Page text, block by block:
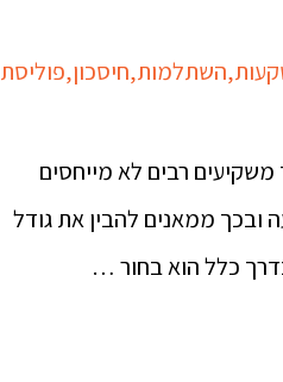
,השתלמות,חיסכון,פוליסת
רבים לא מייחסים
ובכך ממאנים להבין את גודל
כלל הוא בחור …